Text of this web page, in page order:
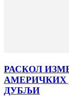
РАСКОЛ
АМЕРИЧКИХ
ДУБЉИ